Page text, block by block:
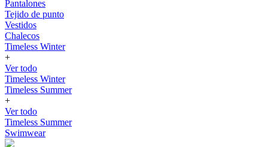
Pantalones
Tejido de punto
Vestidos
Chalecos
Timeless Winter
+
Ver todo
Timeless Winter
Timeless Summer
+
Ver todo
Timeless Summer
Swimwear